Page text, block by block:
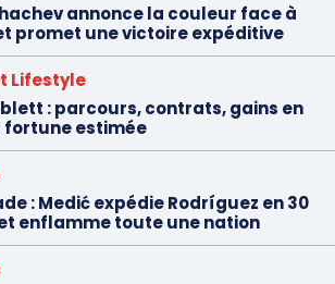
annonce la couleur face à
promet une victoire expéditive
Lifestyle
: parcours, contrats, gains en
fortune estimée
: Medić expédie Rodríguez en 30
enflamme toute une nation